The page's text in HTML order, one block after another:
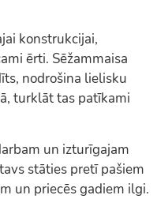
konstrukcijai,
ērti. Sēžammaisa
nodrošina lielisku
turklāt tas patīkami
un izturīgajam
stāties pretī pašiem
un priecēs gadiem ilgi.